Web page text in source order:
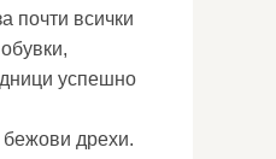
почти всички
успешно
бежови дрехи.